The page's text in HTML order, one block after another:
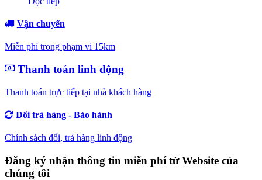
Vận chuyển
Miễn phí trong phạm vi 15km
Thanh toán linh động
Thanh toán trực tiếp tại nhà khách hàng
Đổi trả hàng - Bảo hành
Chính sách đổi, trả hàng linh động
Đăng ký nhận thông tin miễn phí từ Website của
chúng tôi